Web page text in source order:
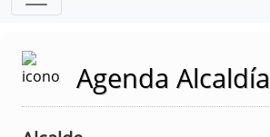
Agenda Alcaldía